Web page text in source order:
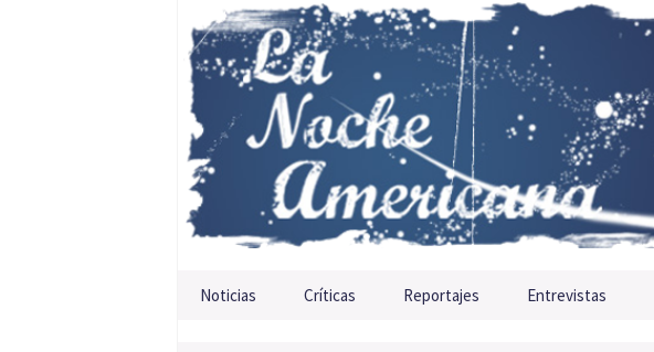
Saltar al contenido
Noticias Críticas Reportajes Entrevistas